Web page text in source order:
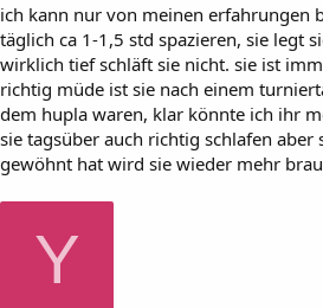
ich kann nur von meinen erfahrungen
täglich ca 1-1,5 std spazieren, sie legt
wirklich tief schläft sie nicht. sie ist
richtig müde ist sie nach einem
dem hupla waren, klar könnte ich ihr
sie tagsüber auch richtig schlafen aber
gewöhnt hat wird sie wieder mehr
Y